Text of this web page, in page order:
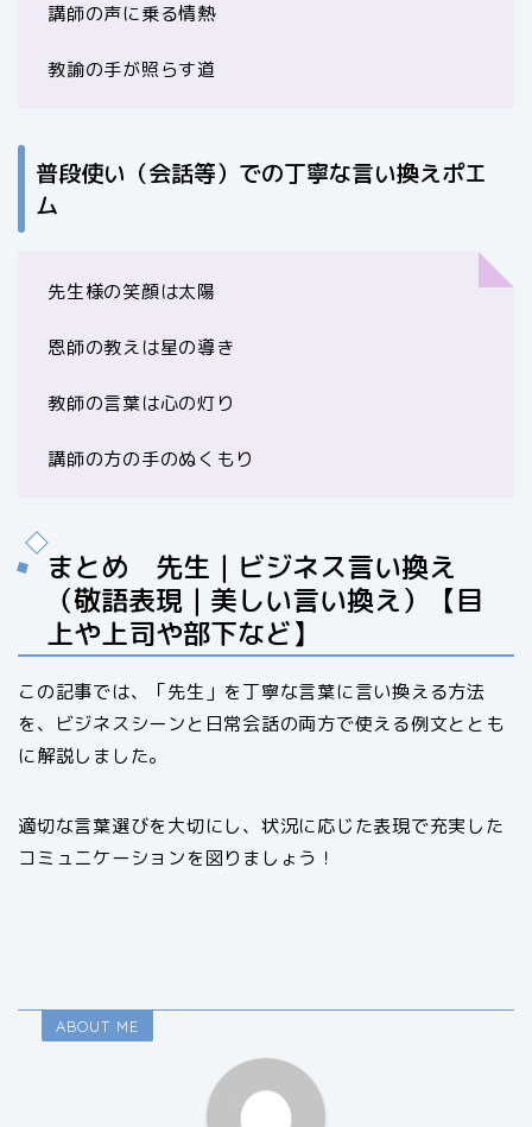
講師の声に乗る情熱
教諭の手が照らす道
普段使い（会話等）での丁寧な言い換えポエ
ム
先生様の笑顔は太陽
恩師の教えは星の導き
教師の言葉は心の灯り
講師の方の手のぬくもり
まとめ 先生｜ビジネス言い換え
（敬語表現｜美しい言い換え）【目
上や上司や部下など】
この記事では、「先生」を丁寧な言葉に言い換える方法
を、ビジネスシーンと日常会話の両方で使える例文ととも
に解説しました。
適切な言葉選びを大切にし、状況に応じた表現で充実した
コミュニケーションを図りましょう！
ABOUT ME